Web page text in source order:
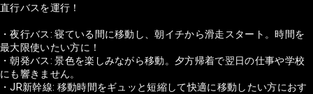
直行バスを運行！
・夜行バス: 寝ている間に移動し、朝イチから滑走スタート。時間を
最大限使いたい方に！
・朝発バス: 景色を楽しみながら移動。夕方帰着で翌日の仕事や学校
にも響きません。
・JR新幹線: 移動時間をギュッと短縮して快適に移動したい方におす